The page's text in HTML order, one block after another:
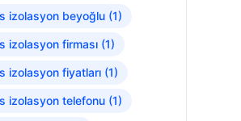
izolasyon beyoğlu(1)
izolasyon firması(1)
izolasyon fiyatları(1)
izolasyon telefonu(1)